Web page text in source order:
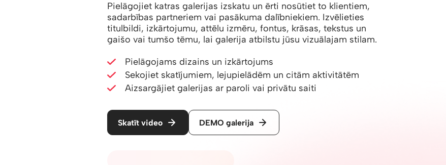
Pielāgojiet katras galerijas izskatu un ērti nosūtiet to klientiem,
sadarbības partneriem vai pasākuma dalībniekiem. Izvēlieties
titulbildi, izkārtojumu, attēlu izmēru, fontus, krāsas, tekstus un
gaišo vai tumšo tēmu, lai galerija atbilstu jūsu vizuālajam stilam.
Pielāgojams dizains un izkārtojums
Sekojiet skatījumiem, lejupielādēm un citām aktivitātēm
Aizsargājiet galerijas ar paroli vai privātu saiti
Skatīt video DEMO galerija